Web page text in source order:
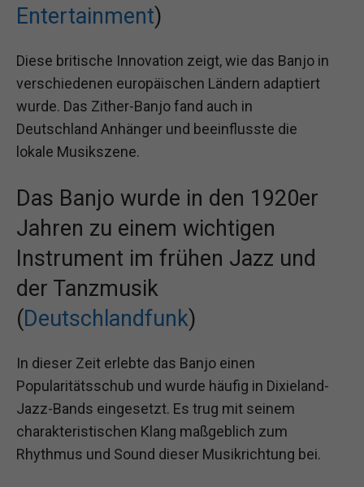
Entertainment)
Diese britische Innovation zeigt, wie das Banjo in
verschiedenen europäischen Ländern adaptiert
wurde. Das Zither-Banjo fand auch in
Deutschland Anhänger und beeinflusste die
lokale Musikszene.
Das Banjo wurde in den 1920er
Jahren zu einem wichtigen
Instrument im frühen Jazz und
der Tanzmusik
(Deutschlandfunk)
In dieser Zeit erlebte das Banjo einen
Popularitätsschub und wurde häufig in Dixieland-
Jazz-Bands eingesetzt. Es trug mit seinem
charakteristischen Klang maßgeblich zum
Rhythmus und Sound dieser Musikrichtung bei.